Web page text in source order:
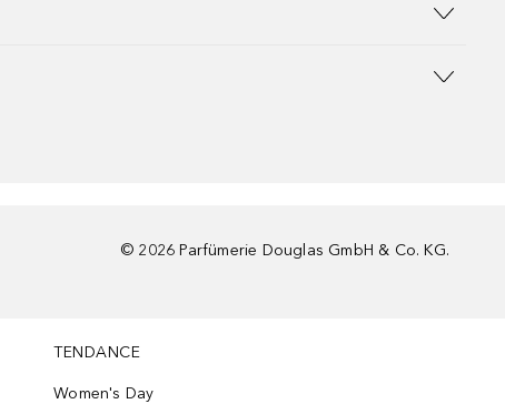
© 2026 Parfümerie Douglas GmbH & Co. KG.
TENDANCE
Women's Day